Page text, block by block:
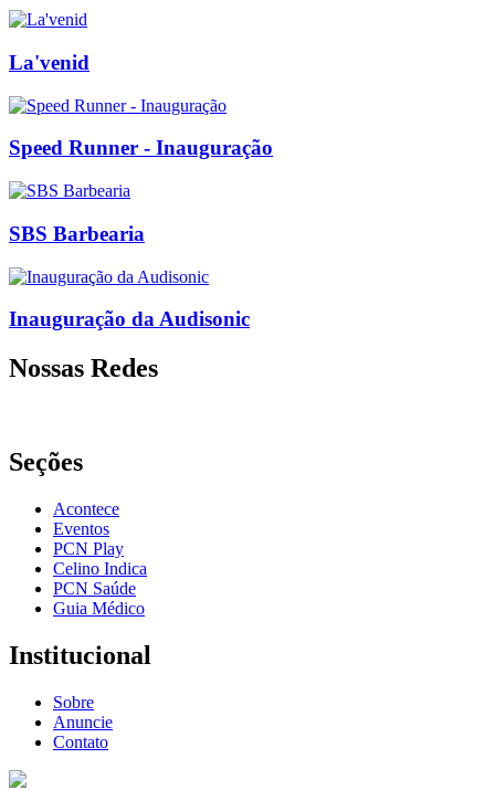
La'venid
Speed Runner - Inauguração
SBS Barbearia
Inauguração da Audisonic
Nossas Redes
Seções
Acontece
Eventos
PCN Play
Celino Indica
PCN Saúde
Guia Médico
Institucional
Sobre
Anuncie
Contato